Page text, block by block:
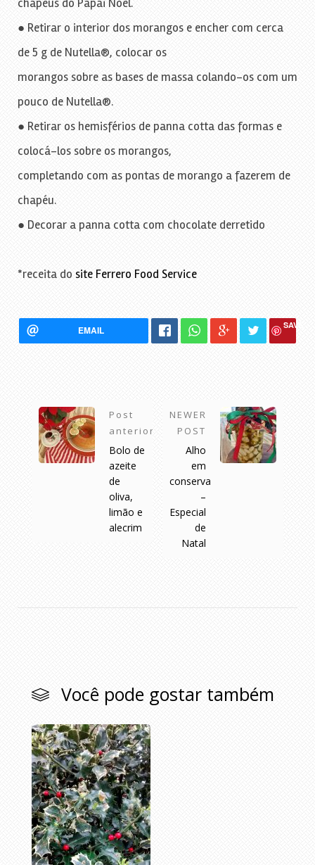
chapéus do Papai Noel.
● Retirar o interior dos morangos e encher com cerca
de 5 g de Nutella®, colocar os
morangos sobre as bases de massa colando-os com um
pouco de Nutella®.
● Retirar os hemisférios de panna cotta das formas e
colocá-los sobre os morangos,
completando com as pontas de morango a fazerem de
chapéu.
● Decorar a panna cotta com chocolate derretido
*receita do site Ferrero Food Service
EMAIL SAVE
Post
anterior
Bolo de
azeite
de
oliva,
limão e
alecrim
NEWER
POST
Alho
em
conserva
–
Especial
de
Natal
Você pode gostar também